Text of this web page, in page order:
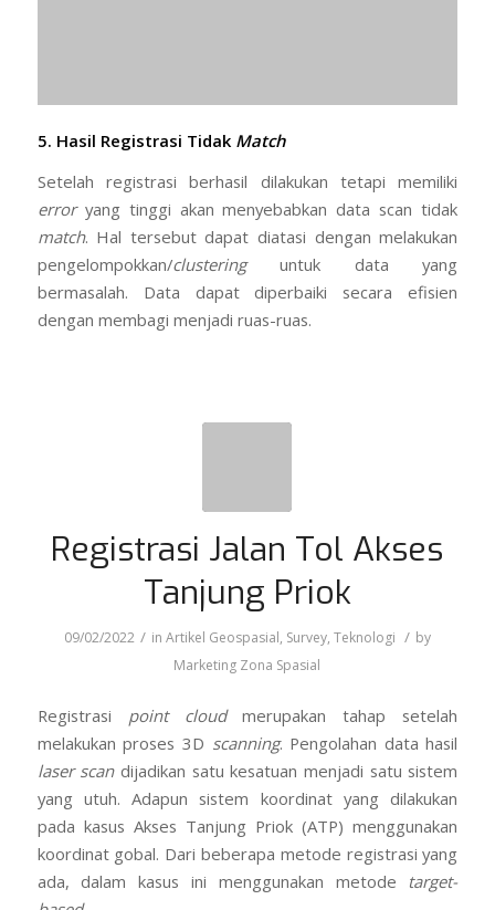
Setelah registrasi berhasil dilakukan tetapi memiliki
. Hal tersebut dapat diatasi dengan melakukan
pengelompokkan/clusteringuntuk data yang
bermasalah. Data dapat diperbaiki secara efisien
dengan membagi menjadi ruas-ruas.
Tanjung Priok
09/02/2022 / inArtikel Geospasial Survey, Teknologi / by
Marketing Zona Spasial
Registrasipoint cloudmerupakan tahap setelah
melakukan proses 3Dscanning. Pengolahan data hasil
yang utuh. Adapun sistem koordinat yang dilakukan
pada kasus Akses Tanjung Priok (ATP) menggunakan
koordinat gobal. Dari beberapa metode registrasi yang
ada, dalam kasus ini menggunakan metodetarget-
based .
Prosedur Pengerjaan Registrasi